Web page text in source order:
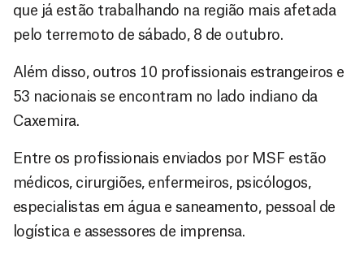
que já estão trabalhando na região mais afetada
pelo terremoto de sábado, 8 de outubro.
Além disso, outros 10 profissionais estrangeiros e
53 nacionais se encontram no lado indiano da
Caxemira.
Entre os profissionais enviados por MSF estão
médicos, cirurgiões, enfermeiros, psicólogos,
especialistas em água e saneamento, pessoal de
logística e assessores de imprensa.